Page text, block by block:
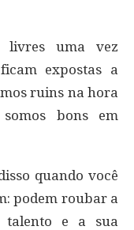
livres uma vez
expostas a
ruins na hora
bons em
quando você
podem roubar a
talento e a sua